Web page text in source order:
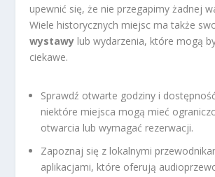
upewnić się, że nie przegapimy żadnej
Wiele historycznych miejsc ma także
wystawy lub wydarzenia, które mogą
ciekawe.
Sprawdź otwarte godziny i
niektóre miejsca mogą mieć
otwarcia lub wymagać rezerwacji.
Zapoznaj się z lokalnymi
aplikacjami, które oferują